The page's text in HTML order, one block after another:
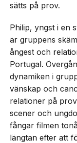
sätts på prov.
Philip, yngst i en
är gruppens
ångest och
Portugal.
dynamiken i
vänskap och
relationer på
scener och
fångar filmen
längtan efter att